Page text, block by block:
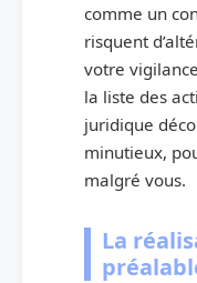
comme un
risquent
votre
la liste des
juridique
minutieux,
malgré vous.
La